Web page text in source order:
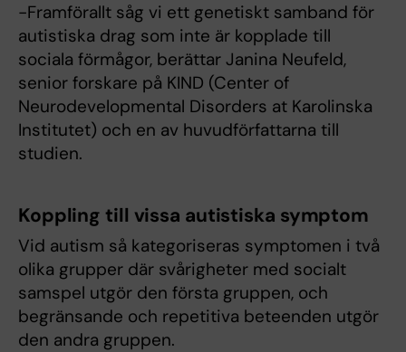
-Framförallt såg vi ett genetiskt samband för
autistiska drag som inte är kopplade till
sociala förmågor, berättar Janina Neufeld,
senior forskare på KIND (Center of
Neurodevelopmental Disorders at Karolinska
Institutet) och en av huvudförfattarna till
studien.
Koppling till vissa autistiska symptom
Vid autism så kategoriseras symptomen i två
olika grupper där svårigheter med socialt
samspel utgör den första gruppen, och
begränsande och repetitiva beteenden utgör
den andra gruppen.